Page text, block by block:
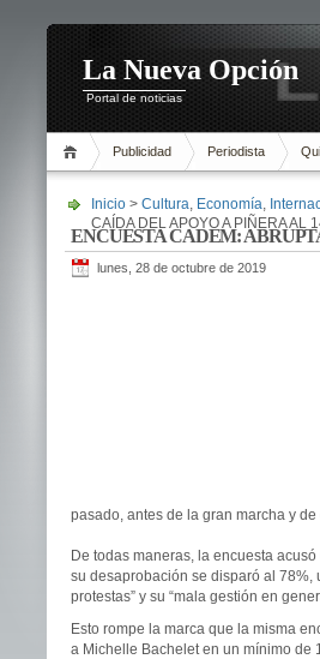
La Nueva Opción
Portal de noticias
Publicidad Periodista
Inicio > Cultura, Economía,
CAÍDA DEL APOYO A PIÑERA AL
ENCUESTA CADEM:
lunes, 28 de octubre de 2019
pasado, antes de la gran marcha y
De todas maneras, la encuesta
su desaprobación se disparó al 78%,
protestas” y su “mala gestión en
Esto rompe la marca que la misma
a Michelle Bachelet en un mínimo de